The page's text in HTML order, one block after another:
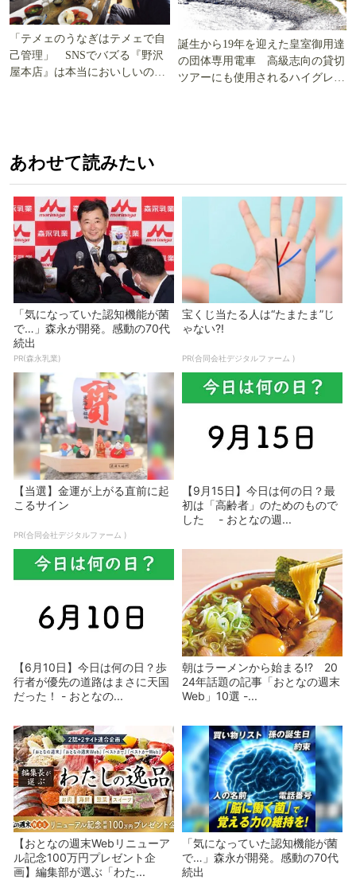
「テメェのうなぎはテメェで自
己管理」 SNSでバズる『野沢
屋本店』は本当においしいの
誕生から19年を迎えた皇室御用達
の団体専用電車 高級志向の貸切
ツアーにも使用されるハイグレー
あわせて読みたい
「気になっていた認知機能が菌
で…」森永が開発。感動の70代
続出
PR(森永乳業)
宝くじ当たる人は“たまたま”じ
ゃない?!
PR(合同会社デジタルファーム )
【当選】金運が上がる直前に起
こるサイン
PR(合同会社デジタルファーム )
【9月15日】今日は何の日？最
初は「高齢者」のためのもので
した - おとなの週...
【6月10日】今日は何の日？歩
行者が優先の道路はまさに天国
だった！ - おとなの...
朝はラーメンから始まる!? 20
24年話題の記事「おとなの週末
Web」10選 -...
【おとなの週末Webリニューア
ル記念100万円プレゼント企
画】編集部が選ぶ「わた...
「気になっていた認知機能が菌
で…」森永が開発。感動の70代
続出